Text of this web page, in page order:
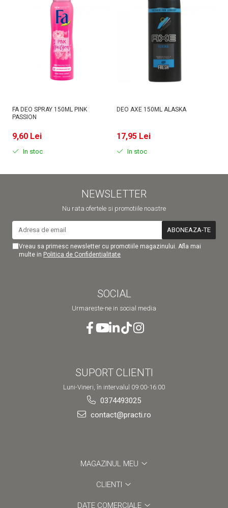
FA DEO SPRAY 150ML PINK
PASSION
9,60 Lei
In stoc
DEO AXE 150ML ALASKA
17,95 Lei
In stoc
NEWSLETTER
Nu rata ofertele si promotiile noastre
Vreau sa primesc newsletter cu promotiile magazinului. Afla mai
multe in Politica de Confidentialitate
SOCIAL
Urmareste-ne in social media
SUPORT CLIENTI
Luni-Vineri, în intervalul 09:00-16:00
0374493025
contact@practi.ro
MAGAZINUL MEU
CLIENTI
DATE COMERCIALE